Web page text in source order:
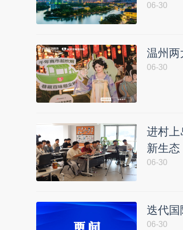
06-30
温州两
06-30
进村上
新生态
06-30
迭代国
06-30